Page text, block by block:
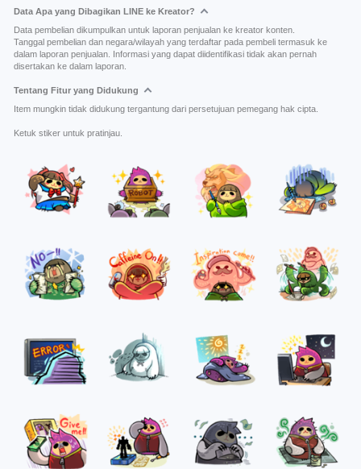
Data Apa yang Dibagikan LINE ke Kreator?
Data pembelian dikumpulkan untuk laporan penjualan ke kreator konten.
Tanggal pembelian dan negara/wilayah yang terdaftar pada pembeli termasuk ke
dalam laporan penjualan. Informasi yang dapat diidentifikasi tidak akan pernah
disertakan ke dalam laporan.
Tentang Fitur yang Didukung
Item mungkin tidak didukung tergantung dari persetujuan pemegang hak cipta.
Ketuk stiker untuk pratinjau.